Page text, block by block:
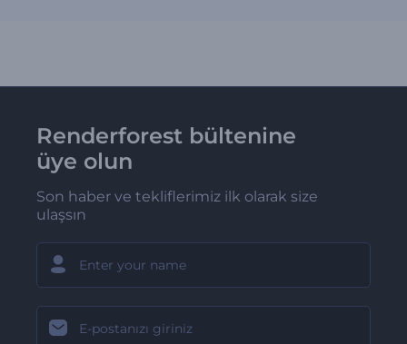
Renderforest bültenine
üye olun
Son haber ve tekliflerimiz ilk olarak size
ulaşsın